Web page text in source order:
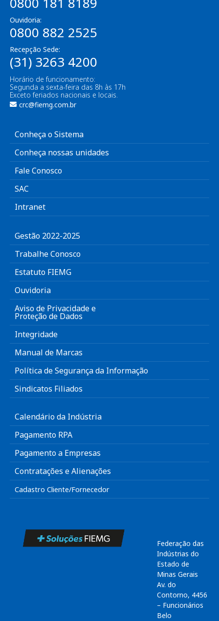
Ouvidoria:
0800 882 2525
Recepção Sede:
(31) 3263 4200
Horário de funcionamento:
Segunda a sexta-feira das 8h às 17h
Exceto feriados nacionais e locais.
crc@fiemg.com.br
Conheça o Sistema
Conheça nossas unidades
Fale Conosco
SAC
Intranet
Gestão 2022-2025
Trabalhe Conosco
Estatuto FIEMG
Ouvidoria
Aviso de Privacidade e
Proteção de Dados
Integridade
Manual de Marcas
Política de Segurança da Informação
Sindicatos Filiados
Calendário da Indústria
Pagamento RPA
Pagamento a Empresas
Contratações e Alienações
Cadastro Cliente/Fornecedor
Federação das
Indústrias do
Estado de
Minas Gerais
Av. do
Contorno, 4456
– Funcionários
Belo